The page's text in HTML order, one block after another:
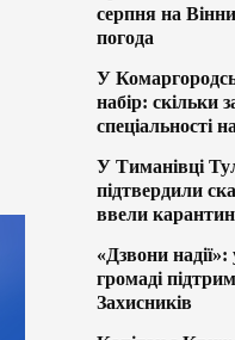
серпня на
погода
У
набір: скільки
спеціальності
У Тиманівці
підтвердили
ввели карантин
«Дзвони надії»:
громаді
Захисників